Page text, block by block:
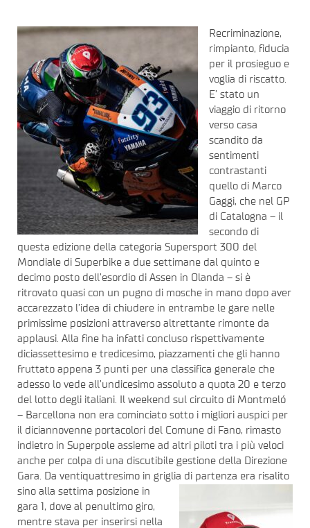
Recriminazione,
rimpianto, fiducia
per il prosieguo e
voglia di riscatto.
E’ stato un
viaggio di ritorno
verso casa
scandito da
sentimenti
contrastanti
quello di Marco
Gaggi, che nel GP
di Catalogna – il
secondo di
questa edizione della categoria Supersport 300 del
Mondiale di Superbike a due settimane dal quinto e
decimo posto dell’esordio di Assen in Olanda – si è
ritrovato quasi con un pugno di mosche in mano dopo aver
accarezzato l’idea di chiudere in entrambe le gare nelle
primissime posizioni attraverso altrettante rimonte da
applausi. Alla fine ha infatti concluso rispettivamente
diciassettesimo e tredicesimo, piazzamenti che gli hanno
fruttato appena 3 punti per una classifica generale che
adesso lo vede all’undicesimo assoluto a quota 20 e terzo
del lotto degli italiani. Il weekend sul circuito di Montmeló
– Barcellona non era cominciato sotto i migliori auspici per
il diciannovenne portacolori del Comune di Fano, rimasto
indietro in Superpole assieme ad altri piloti tra i più veloci
anche per colpa di una discutibile gestione della Direzione
Gara. Da ventiquattresimo in griglia di partenza era risalito
sino alla settima posizione in
gara 1, dove al penultimo giro,
mentre stava per inserirsi nella